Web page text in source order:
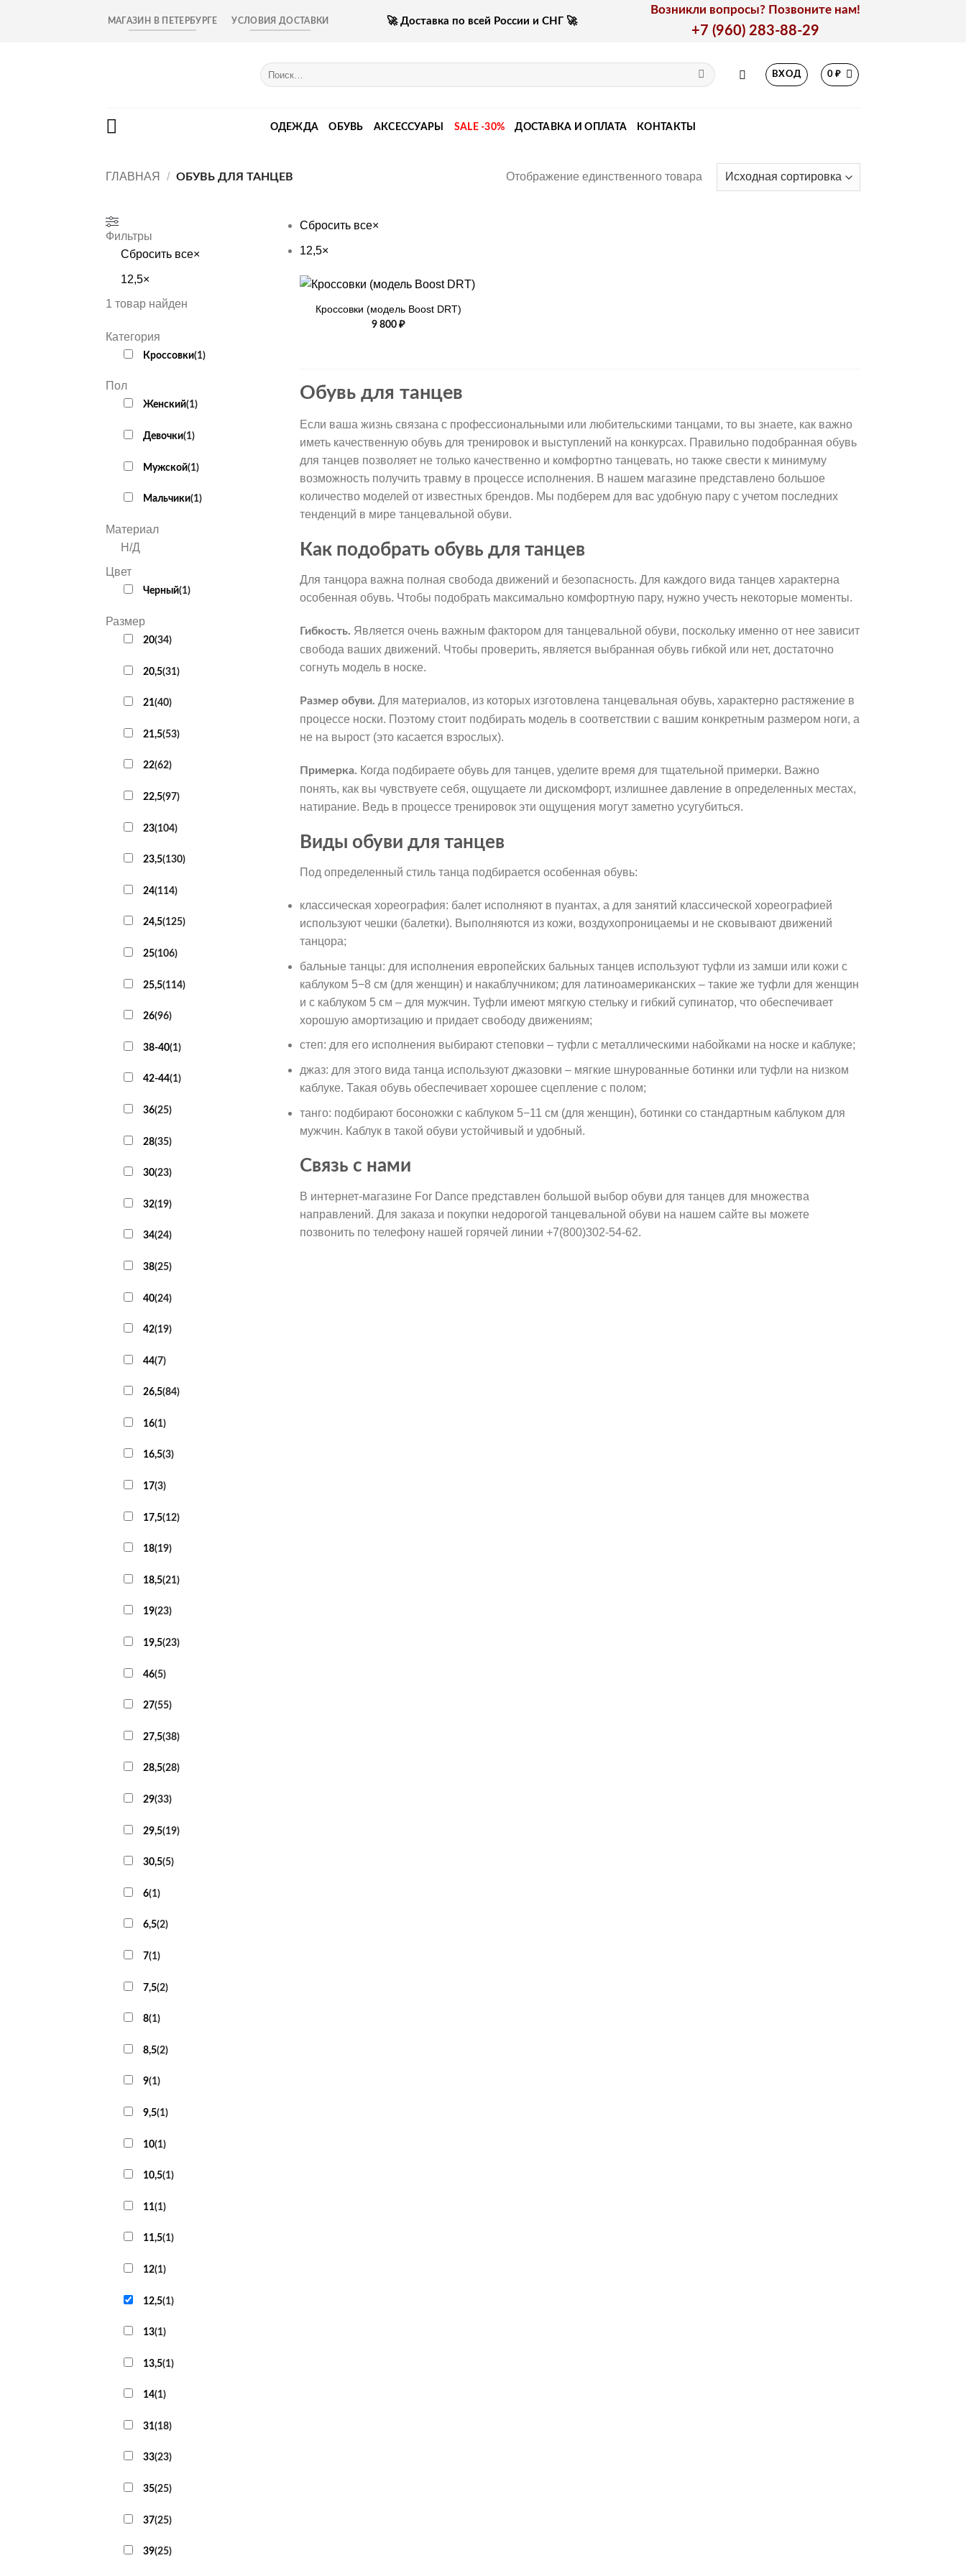
МАГАЗИН В ПЕТЕРБУРГЕ УСЛОВИЯ ДОСТАВКИ 🚀 Доставка по всей России и СНГ 🚀
Возникли вопросы? Позвоните нам!
+7 (960) 283-88-29
Искать:
ВХОД 0₽
ОДЕЖДА ОБУВЬ АКСЕССУАРЫ SALE -30% ДОСТАВКА И ОПЛАТА КОНТАКТЫ
ГЛАВНАЯ / ОБУВЬ ДЛЯ ТАНЦЕВ Отображение единственного товара
Фильтры
Сбросить все×
12,5×
1 товар найден
Категория
Кроссовки(1)
Пол
Женский(1)
Девочки(1)
Мужской(1)
Мальчики(1)
Материал
Н/Д
Цвет
Черный(1)
Размер
20(34)
20,5(31)
21(40)
21,5(53)
22(62)
22,5(97)
23(104)
23,5(130)
24(114)
24,5(125)
25(106)
25,5(114)
26(96)
38-40(1)
42-44(1)
36(25)
28(35)
30(23)
32(19)
34(24)
38(25)
40(24)
42(19)
44(7)
26,5(84)
16(1)
16,5(3)
17(3)
17,5(12)
18(19)
18,5(21)
19(23)
19,5(23)
46(5)
27(55)
27,5(38)
28,5(28)
29(33)
29,5(19)
30,5(5)
6(1)
6,5(2)
7(1)
7,5(2)
8(1)
8,5(2)
9(1)
9,5(1)
10(1)
10,5(1)
11(1)
11,5(1)
12(1)
12,5(1)
13(1)
13,5(1)
14(1)
31(18)
33(23)
35(25)
37(25)
39(25)
Сбросить все×
12,5×
+
Кроссовки (модель Boost DRT)
9 800₽
Обувь для танцев
Если ваша жизнь связана с профессиональными или любительскими танцами, то вы знаете, как важно
иметь качественную обувь для тренировок и выступлений на конкурсах. Правильно подобранная обувь
для танцев позволяет не только качественно и комфортно танцевать, но также свести к минимуму
возможность получить травму в процессе исполнения. В нашем магазине представлено большое
количество моделей от известных брендов. Мы подберем для вас удобную пару с учетом последних
тенденций в мире танцевальной обуви.
Как подобрать обувь для танцев
Для танцора важна полная свобода движений и безопасность. Для каждого вида танцев характерна
особенная обувь. Чтобы подобрать максимально комфортную пару, нужно учесть некоторые моменты.
Гибкость. Является очень важным фактором для танцевальной обуви, поскольку именно от нее зависит
свобода ваших движений. Чтобы проверить, является выбранная обувь гибкой или нет, достаточно
согнуть модель в носке.
Размер обуви. Для материалов, из которых изготовлена танцевальная обувь, характерно растяжение в
процессе носки. Поэтому стоит подбирать модель в соответствии с вашим конкретным размером ноги, а
не на вырост (это касается взрослых).
Примерка. Когда подбираете обувь для танцев, уделите время для тщательной примерки. Важно
понять, как вы чувствуете себя, ощущаете ли дискомфорт, излишнее давление в определенных местах,
натирание. Ведь в процессе тренировок эти ощущения могут заметно усугубиться.
Виды обуви для танцев
Под определенный стиль танца подбирается особенная обувь:
классическая хореография: балет исполняют в пуантах, а для занятий классической хореографией
используют чешки (балетки). Выполняются из кожи, воздухопроницаемы и не сковывают движений
танцора;
бальные танцы: для исполнения европейских бальных танцев используют туфли из замши или кожи с
каблуком 5−8 см (для женщин) и накаблучником; для латиноамериканских – такие же туфли для женщин
и с каблуком 5 см – для мужчин. Туфли имеют мягкую стельку и гибкий супинатор, что обеспечивает
хорошую амортизацию и придает свободу движениям;
степ: для его исполнения выбирают степовки – туфли с металлическими набойками на носке и каблуке;
джаз: для этого вида танца используют джазовки – мягкие шнурованные ботинки или туфли на низком
каблуке. Такая обувь обеспечивает хорошее сцепление с полом;
танго: подбирают босоножки с каблуком 5−11 см (для женщин), ботинки со стандартным каблуком для
мужчин. Каблук в такой обуви устойчивый и удобный.
Связь с нами
В интернет-магазине For Dance представлен большой выбор обуви для танцев для множества
направлений. Для заказа и покупки недорогой танцевальной обуви на нашем сайте вы можете
позвонить по телефону нашей горячей линии +7(800)302-54-62.